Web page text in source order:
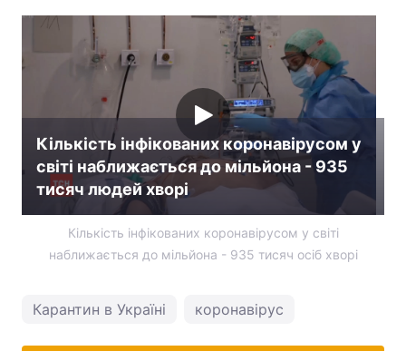
Кількість інфікованих коронавірусом у
світі наближається до мільйона - 935
тисяч людей хворі
Кількість інфікованих коронавірусом у світі
наближається до мільйона - 935 тисяч осіб хворі
Карантин в Україні коронавірус